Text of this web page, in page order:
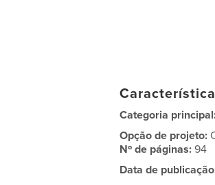
Categoria
Opção de projeto:
Nº de páginas:94
Data de